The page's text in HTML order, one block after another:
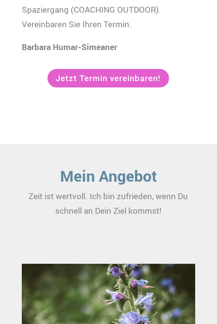
Spaziergang (COACHING OUTDOOR).
Vereinbaren Sie Ihren Termin.
Barbara Humar-Simeaner
Jetzt Termin vereinbaren!
Mein Angebot
Zeit ist wertvoll. Ich bin zufrieden, wenn Du
schnell an Dein Ziel kommst!